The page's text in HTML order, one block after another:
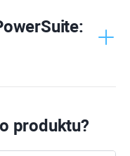
:
produktu?